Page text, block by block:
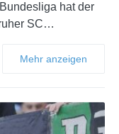
hat der
SC…
Mehr anzeigen